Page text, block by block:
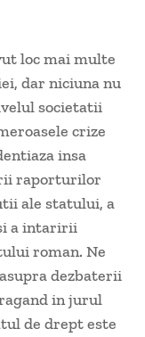
loc mai multe
dar niciuna nu
societatii
crize
insa
raporturilor
ale statului, a
a intaririi
roman. Ne
dezbaterii
in jurul
de drept este